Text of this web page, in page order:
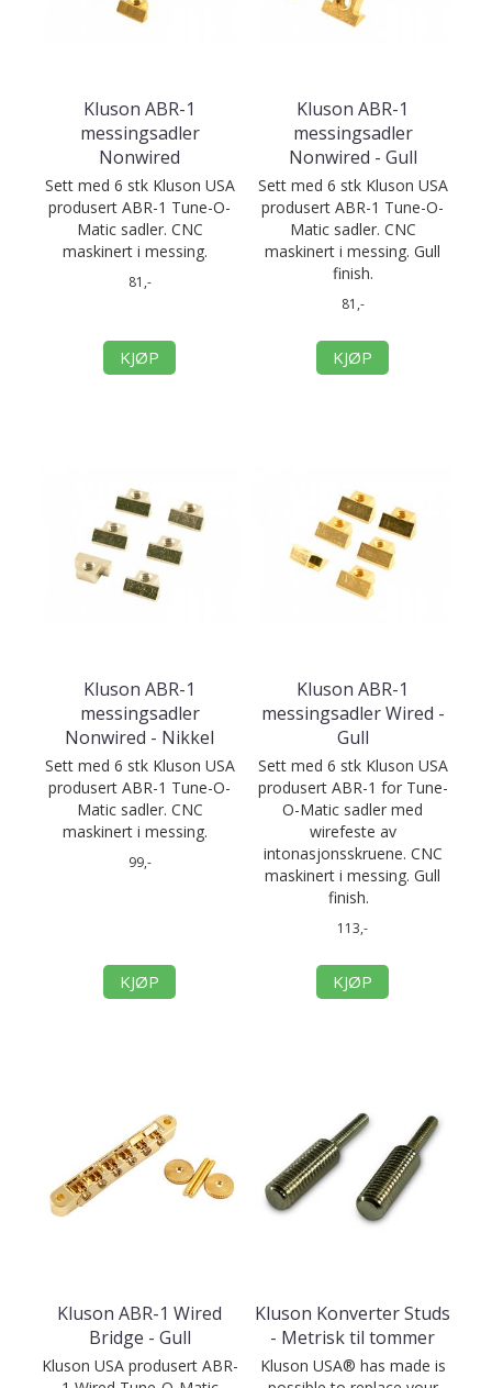
Kluson ABR-1
messingsadler
Nonwired
Sett med 6 stk Kluson USA
produsert ABR-1 Tune-O-
Matic sadler. CNC
maskinert i messing.
81,-
KJØP
Kluson ABR-1
messingsadler
Nonwired - Gull
Sett med 6 stk Kluson USA
produsert ABR-1 Tune-O-
Matic sadler. CNC
maskinert i messing. Gull
finish.
81,-
KJØP
Kluson ABR-1
messingsadler
Nonwired - Nikkel
Sett med 6 stk Kluson USA
produsert ABR-1 Tune-O-
Matic sadler. CNC
maskinert i messing.
99,-
KJØP
Kluson ABR-1
messingsadler Wired -
Gull
Sett med 6 stk Kluson USA
produsert ABR-1 for Tune-
O-Matic sadler med
wirefeste av
intonasjonsskruene. CNC
maskinert i messing. Gull
finish.
113,-
KJØP
Kluson ABR-1 Wired
Bridge - Gull
Kluson USA produsert ABR-
Kluson Konverter Studs
- Metrisk til tommer
Kluson USA® has made is